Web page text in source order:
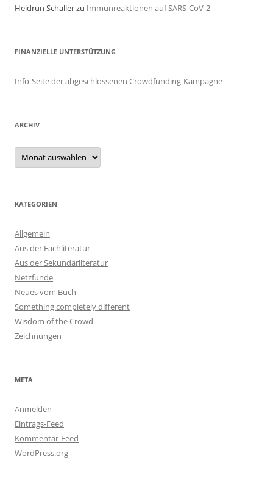
Heidrun Schallerzu Immunreaktionen auf SARS-CoV-2
FINANZIELLE UNTERSTÜTZUNG
Info-Seite der abgeschlossenen Crowdfunding-Kampagne
ARCHIV
Archiv
KATEGORIEN
Allgemein
Aus der Fachliteratur
Aus der Sekundärliteratur
Netzfunde
Neues vom Buch
Something completely different
Wisdom of the Crowd
Zeichnungen
META
Anmelden
Eintrags-Feed
Kommentar-Feed
WordPress.org